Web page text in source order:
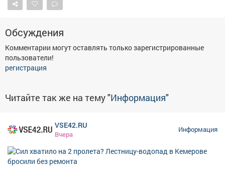
Обсуждения
Комментарии могут оставлять только зарегистрированные
пользователи!
регистрация
Читайте так же на тему "Информация"
VSE42.RU
Вчера
Информация